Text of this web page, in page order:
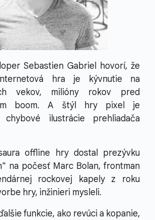
Sebastien Gabriel hovorí, že
hra je kývnutie na
vekov, milióny rokov pred
boom. A štýl hry pixel je
ilustrácie prehliadača
offline hry dostal prezývku
na počesť Marc Bolan, frontman
rockovej kapely z roku
hry, inžinieri mysleli.
funkcie, ako revúci a kopanie,